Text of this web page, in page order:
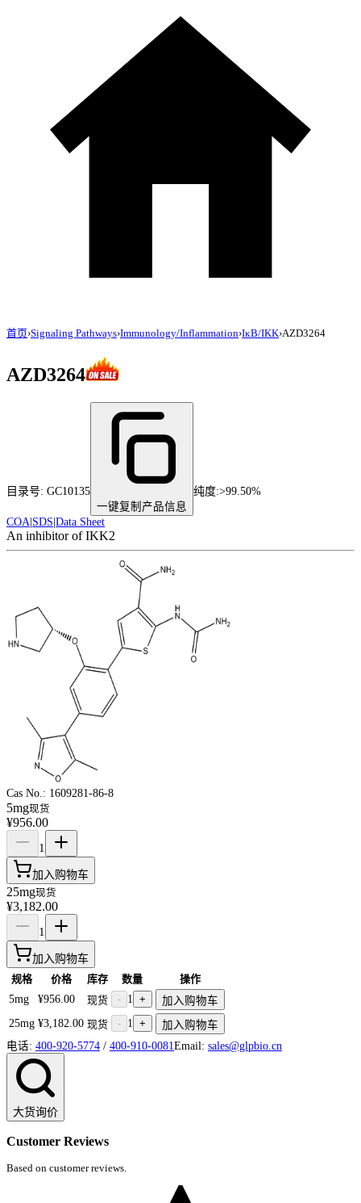
首页›Signaling Pathways›Immunology/Inflammation›IκB/IKK›AZD3264
AZD3264
目录号: GC10135
一键复制产品信息
纯度:>99.50%
COA SDS Data Sheet
An inhibitor of IKK2
Cas No.: 1609281-86-8
5mg现货
¥956.00
1
加入购物车
25mg现货
¥3,182.00
1
加入购物车
规格 价格 库存 数量
操作
5mg
¥956.00 现货 - 1 +
加入购物车
25mg ¥3,182.00 现货 - 1 +
加入购物车
电话: 400-920-5774 / 400-910-0081 Email: sales@glpbio.cn
大货询价
Customer Reviews
Based on customer reviews.